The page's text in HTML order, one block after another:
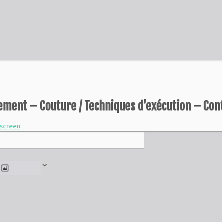
– Couture / Techniques d’exécution –